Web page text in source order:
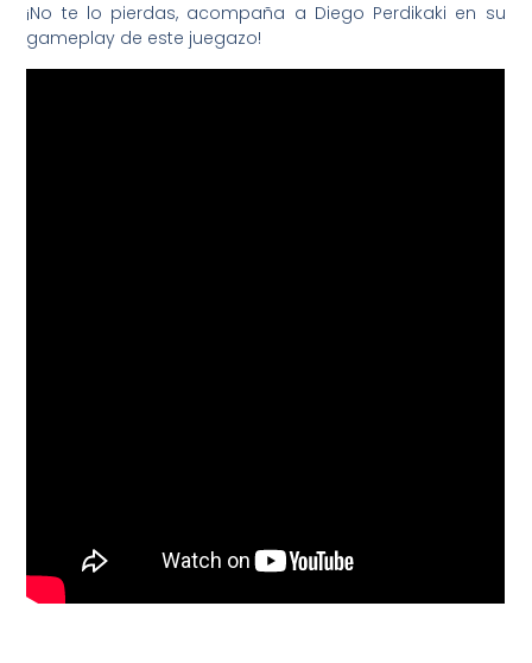
¡No te lo pierdas, acompaña a Diego Perdikaki en su
gameplay de este juegazo!